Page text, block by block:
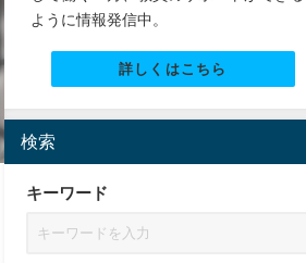
ように情報発信中。
詳しくはこちら
検索
キーワード